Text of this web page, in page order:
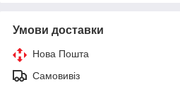
Умови доставки
Нова Пошта
Самовивіз